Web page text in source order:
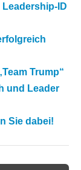
ID
Trump“
und Leader
Sie dabei!